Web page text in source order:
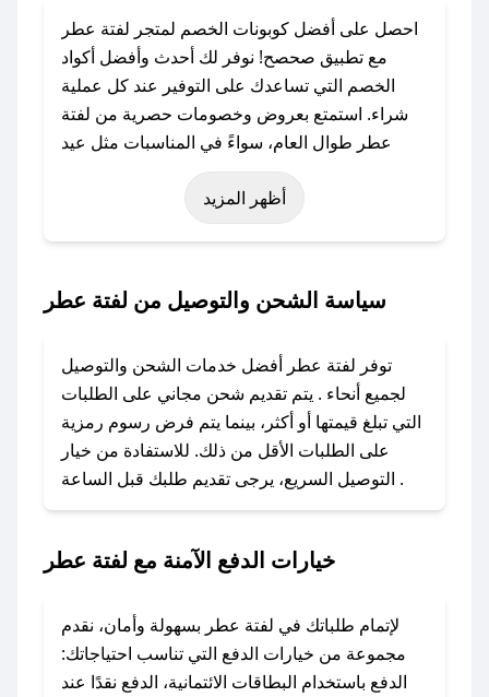
احصل على أفضل كوبونات الخصم لمتجر لفتة عطر
مع تطبيق صحصح! نوفر لك أحدث وأفضل أكواد
الخصم التي تساعدك على التوفير عند كل عملية
شراء. استمتع بعروض وخصومات حصرية من لفتة
عطر طوال العام، سواءً في المناسبات مثل عيد
الفطر، عيد الأضحى، الجمعة البيضاء (شهر نوفمبر)،
رمضان، اليوم الوطني، يوم التأسيس، أو حتى عروض
باستخدام تطبيق صحصح، يمكنك العثور بسهولة على
تواصل معنا عبر تويتر أو البريد الإلكتروني لإضافته
بسرعة.
### كيفية استخدام كود خصم لفتة عطر؟
1. انسخ كود الخصم من تطبيق صحصح.
2. الصقه في خانة الدفع عند التسوق من لفتة عطر.
### ماذا أفعل إذا لم يعمل كود الخصم؟
الرسائل الخاصة على تويتر أو البريد الإلكتروني،
وسنقوم بحل المشكلة في أسرع وقت ممكن.
أظهر المزيد
سياسة الشحن والتوصيل من لفتة عطر
توفر لفتة عطر أفضل خدمات الشحن والتوصيل
لجميع أنحاء . يتم تقديم شحن مجاني على الطلبات
التي تبلغ قيمتها أو أكثر، بينما يتم فرض رسوم رمزية
على الطلبات الأقل من ذلك. للاستفادة من خيار
التوصيل السريع، يرجى تقديم طلبك قبل الساعة .
خيارات الدفع الآمنة مع لفتة عطر
لإتمام طلباتك في لفتة عطر بسهولة وأمان، نقدم
مجموعة من خيارات الدفع التي تناسب احتياجاتك:
الدفع باستخدام البطاقات الائتمانية، الدفع نقدًا عند